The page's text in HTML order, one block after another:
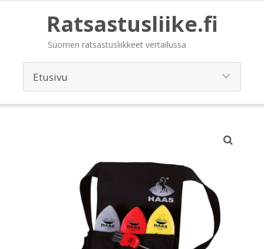
Ratsastusliike.fi
Suomen ratsastusliikkeet vertailussa